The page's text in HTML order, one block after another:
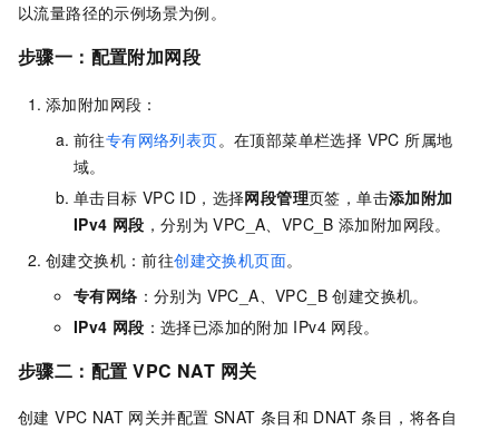
以流量路径的示例场景为例。
步骤一：配置附加网段
添加附加网段：
前往专有网络列表页。在顶部菜单栏选择 VPC 所属地
域。
单击目标 VPC ID，选择网段管理页签，单击添加附加
IPv4 网段 ，分别为 VPC_A、VPC_B 添加附加网段。
创建交换机：前往创建交换机页面。
专有网络 ：分别为 VPC_A、VPC_B 创建交换机。
IPv4 网段 ：选择已添加的附加 IPv4 网段。
步骤二：配置 VPC NAT 网关
创建 VPC NAT 网关并配置 SNAT 条目和 DNAT 条目，将各自